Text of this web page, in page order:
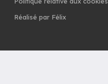
Réalisé par Félix